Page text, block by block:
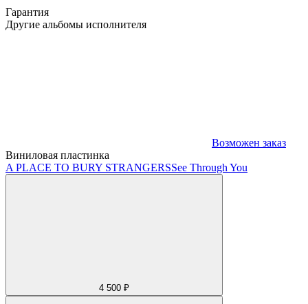
Гарантия
Другие альбомы исполнителя
Возможен заказ
Виниловая пластинка
A PLACE TO BURY STRANGERSSee Through You
4 500 ₽